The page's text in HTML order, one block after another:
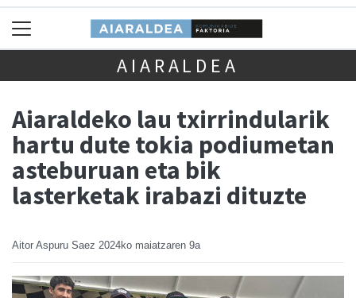
AIARALDEA
Aiaraldeko lau txirrindularik
hartu dute tokia podiumetan
asteburuan eta bik
lasterketak irabazi dituzte
Aitor Aspuru Saez 2024ko maiatzaren 9a